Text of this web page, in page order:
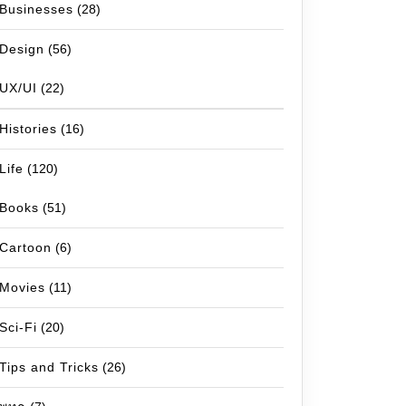
Businesses (28)
Design (56)
UX/UI (22)
Histories (16)
Life (120)
Books (51)
Cartoon (6)
Movies (11)
Sci-Fi (20)
Tips and Tricks (26)